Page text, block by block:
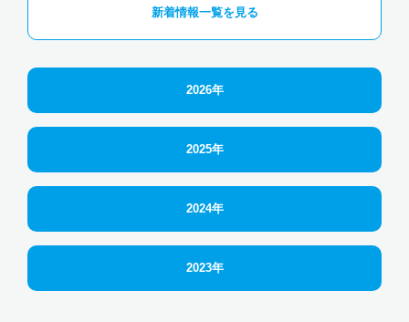
新着情報一覧を見る
2026年
2025年
2024年
2023年